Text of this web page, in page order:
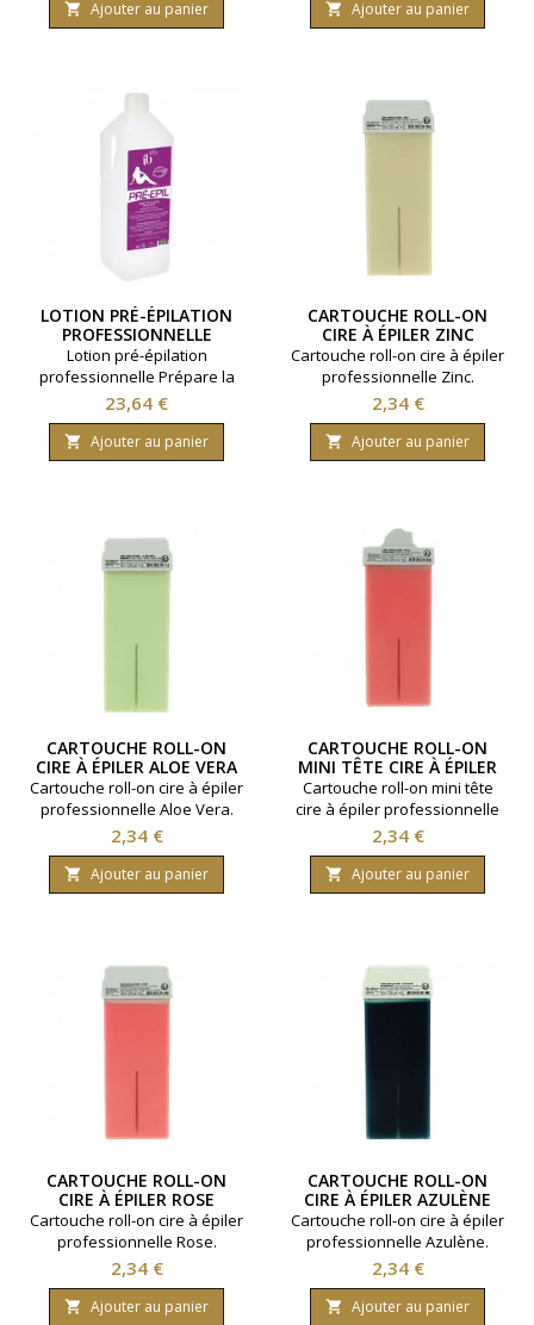
large standard
 Ajouter au panier  Ajouter au panier
LOTION PRÉ-ÉPILATION
PROFESSIONNELLE
1000ML
Lotion pré-épilation
professionnelle Prépare la
peau. Contenance 1000ml.
Prix
23,64 €
 Ajouter au panier
CARTOUCHE ROLL-ON
CIRE À ÉPILER ZINC
Cartouche roll-on cire à épiler
professionnelle Zinc.
Contenance 100ml. Pour poils
fins et zones très sensibles.
Prix
2,34 €
 Ajouter au panier
CARTOUCHE ROLL-ON
CIRE À ÉPILER ALOE VERA
Cartouche roll-on cire à épiler
professionnelle Aloe Vera.
Contenance 100ml.Pour
peaux sensibles.
Prix
2,34 €
 Ajouter au panier
CARTOUCHE ROLL-ON
MINI TÊTE CIRE À ÉPILER
ROSE
Cartouche roll-on mini tête
cire à épiler professionnelle
Rose. Contenance 100ml.Pour
peaux sensibles.
Prix
2,34 €
 Ajouter au panier
CARTOUCHE ROLL-ON
CIRE À ÉPILER ROSE
Cartouche roll-on cire à épiler
professionnelle Rose.
Contenance 100ml. Pour
peaux sensibles.
Prix
2,34 €
 Ajouter au panier
CARTOUCHE ROLL-ON
CIRE À ÉPILER AZULÈNE
Cartouche roll-on cire à épiler
professionnelle Azulène.
Contenance 100ml. Pour
peaux sensibles.
Prix
2,34 €
 Ajouter au panier